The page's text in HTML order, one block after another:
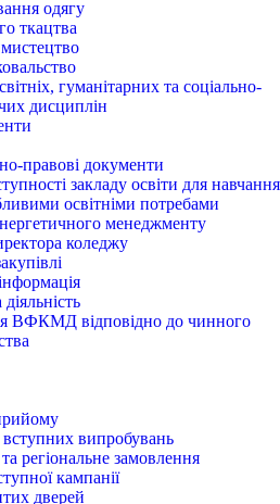
одягу
ткацтва
гуманітарних та соціально-
дисциплін
правові документи
закладу освіти для навчання
освітніми потребами
менеджменту
коледжу
ВФКМД відповідно до чинного
випробувань
регіональне замовлення
кампанії
дверей